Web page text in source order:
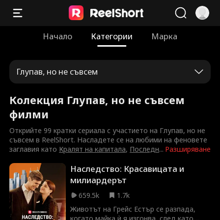
Начало Категории Марка
Глупав, но не съвсем
Колекция Глупав, но не съвсем
филми
Разширяване
Открийте 99 кратки сериала с участието на Глупав, но не
съвсем в ReelShort. Насладете се на любими на феновете
заглавия като Кралят на капитала, Последн...
Наследство: Красавицата и
милиардерът
659.5k
1.7k
Животът на Грейс Естър се разпада,